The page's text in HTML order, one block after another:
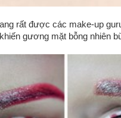
rất được các make-up
gương mặt bỗng nhiên